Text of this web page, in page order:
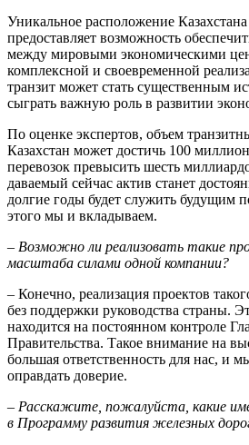
Уникальное расположение
предос­тавляет возможность
между мировыми экономическими
комплексной и своевременной
транзит может стать существенным
сыграть важную роль в развитии
По оценке экспертов, объем
Казахстан может достичь 100
перевозок превысить шесть
даваемый сейчас актив станет
долгие годы будет служить будущим
этого мы и вкладываем.
– Возможно ли реализовать такие
масштаба силами одной компании?
– Конечно, реализация проек­тов
без поддержки руководства страны.
находится на постоянном контроле
Правительства. Такое внимание на
большая ответственность для нас, и
оправдать доверие.
– Расскажите, пожалуйста, какие
в Программу развития железных